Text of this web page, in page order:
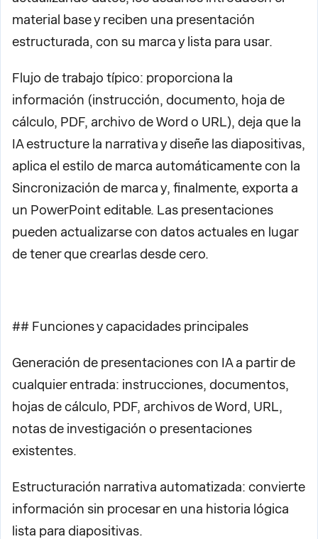
material base y reciben una presentación
estructurada, con su marca y lista para usar.
Flujo de trabajo típico: proporciona la
información (instrucción, documento, hoja de
cálculo, PDF, archivo de Word o URL), deja que la
IA estructure la narrativa y diseñe las diapositivas,
aplica el estilo de marca automáticamente con la
Sincronización de marca y, finalmente, exporta a
un PowerPoint editable. Las presentaciones
pueden actualizarse con datos actuales en lugar
de tener que crearlas desde cero.
## Funciones y capacidades principales
Generación de presentaciones con IA a partir de
cualquier entrada: instrucciones, documentos,
hojas de cálculo, PDF, archivos de Word, URL,
notas de investigación o presentaciones
existentes.
Estructuración narrativa automatizada: convierte
información sin procesar en una historia lógica
lista para diapositivas.